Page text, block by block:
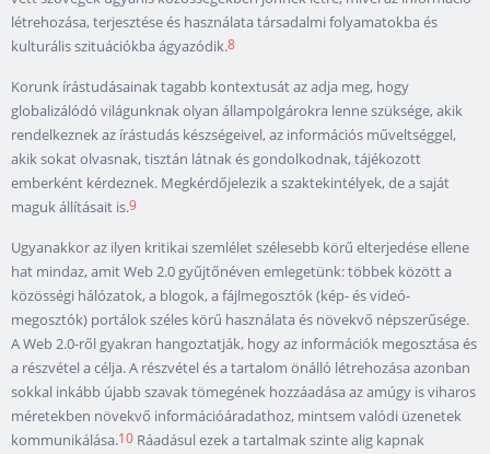
létrehozása, terjesztése és használata társadalmi folyamatokba és
kulturális szituációkba ágyazódik.8
Korunk írástudásainak tagabb kontextusát az adja meg, hogy
globalizálódó világunknak olyan állampolgárokra lenne szüksége, akik
rendelkeznek az írástudás készségeivel, az információs műveltséggel,
akik sokat olvasnak, tisztán látnak és gondolkodnak, tájékozott
emberként kérdeznek. Megkérdőjelezik a szaktekintélyek, de a saját
maguk állításait is.9
Ugyanakkor az ilyen kritikai szemlélet szélesebb körű elterjedése ellene
hat mindaz, amit Web 2.0 gyűjtőnéven emlegetünk: többek között a
közösségi hálózatok, a blogok, a fájlmegosztók (kép- és videó-
megosztók) portálok széles körű használata és növekvő népszerűsége.
A Web 2.0-ről gyakran hangoztatják, hogy az információk megosztása és
a részvétel a célja. A részvétel és a tartalom önálló létrehozása azonban
sokkal inkább újabb szavak tömegének hozzáadása az amúgy is viharos
méretekben növekvő információáradathoz, mintsem valódi üzenetek
kommunikálása.10 Ráadásul ezek a tartalmak szinte alig kapnak